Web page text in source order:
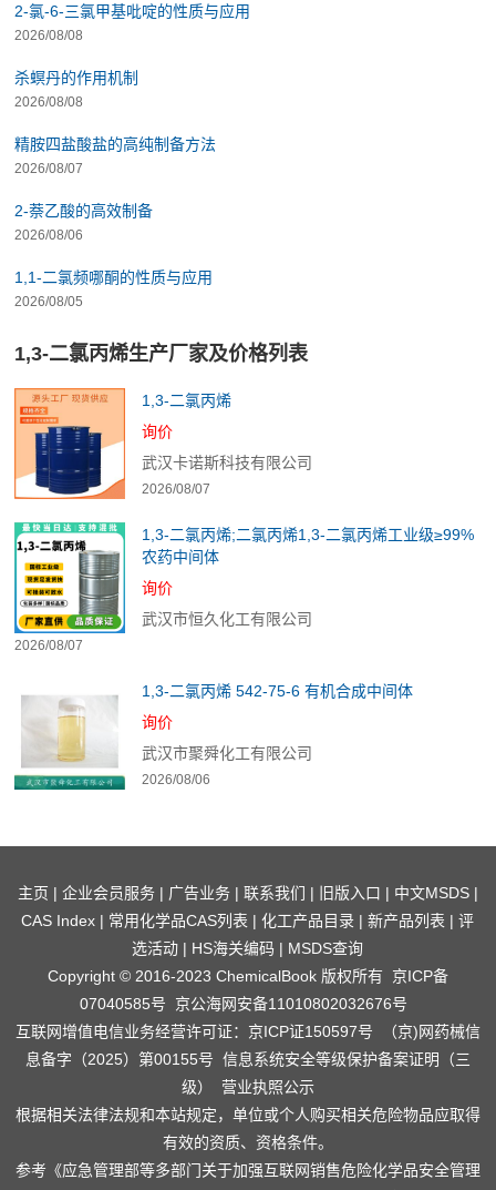
2-氯-6-三氯甲基吡啶的性质与应用
2026/08/08
杀螟丹的作用机制
2026/08/08
精胺四盐酸盐的高纯制备方法
2026/08/07
2-萘乙酸的高效制备
2026/08/06
1,1-二氯频哪酮的性质与应用
2026/08/05
1,3-二氯丙烯生产厂家及价格列表
1,3-二氯丙烯
询价
武汉卡诺斯科技有限公司
2026/08/07
1,3-二氯丙烯;二氯丙烯1,3-二氯丙烯工业级≥99%
农药中间体
询价
武汉市恒久化工有限公司
2026/08/07
1,3-二氯丙烯 542-75-6 有机合成中间体
询价
武汉市聚舜化工有限公司
2026/08/06
主页 | 企业会员服务| 广告业务| 联系我们 | 旧版入口 | 中文MSDS|
CAS Index | 常用化学品CAS列表 |化工产品目录 |新产品列表 |评
选活动 | HS海关编码 | MSDS查询
Copyright © 2016-2023 ChemicalBook 版权所有 京ICP备
07040585号
京公海网安备11010802032676号
互联网增值电信业务经营许可证：京ICP证150597号 （京)网药械信
息备字（2025）第00155号 信息系统安全等级保护备案证明（三
级）
营业执照公示
根据相关法律法规和本站规定，单位或个人购买相关危险物品应取得
有效的资质、资格条件。
参考 《应急管理部等多部门关于加强互联网销售危险化学品安全管理